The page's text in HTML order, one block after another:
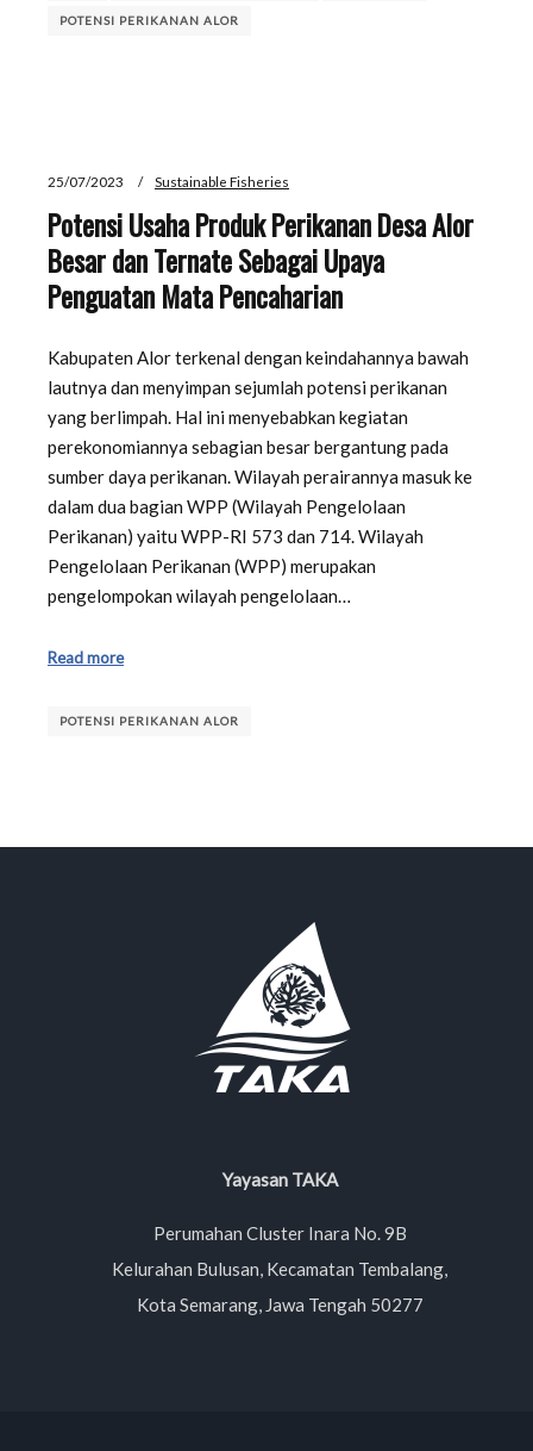
POTENSI PERIKANAN ALOR
25/07/2023 Sustainable Fisheries
Potensi Usaha Produk Perikanan Desa Alor
Besar dan Ternate Sebagai Upaya
Penguatan Mata Pencaharian
Kabupaten Alor terkenal dengan keindahannya bawah
lautnya dan menyimpan sejumlah potensi perikanan
yang berlimpah. Hal ini menyebabkan kegiatan
perekonomiannya sebagian besar bergantung pada
sumber daya perikanan. Wilayah perairannya masuk ke
dalam dua bagian WPP (Wilayah Pengelolaan
Perikanan) yaitu WPP-RI 573 dan 714. Wilayah
Pengelolaan Perikanan (WPP) merupakan
pengelompokan wilayah pengelolaan…
Read more
POTENSI PERIKANAN ALOR
Yayasan TAKA
Perumahan Cluster Inara No. 9B
Kelurahan Bulusan, Kecamatan Tembalang,
Kota Semarang, Jawa Tengah 50277